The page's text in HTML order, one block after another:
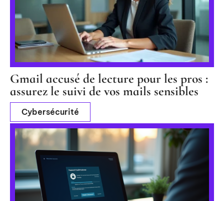
Gmail accusé de lecture pour les pros :
assurez le suivi de vos mails sensibles
Cybersécurité